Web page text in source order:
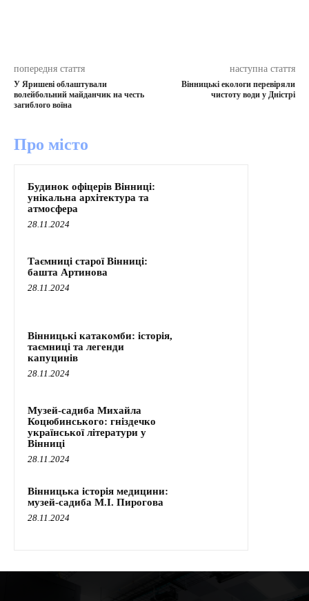
попередня стаття
У Яришеві облаштували
волейбольний майданчик на честь
загиблого воїна
наступна стаття
Вінницькі екологи перевіряли
чистоту води у Дністрі
Про місто
Будинок офіцерів Вінниці:
унікальна архітектура та
атмосфера
28.11.2024
Таємниці старої Вінниці:
башта Артинова
28.11.2024
Вінницькі катакомби: історія,
таємниці та легенди
капуцинів
28.11.2024
Музей-садиба Михайла
Коцюбинського: гніздечко
української літератури у
Вінниці
28.11.2024
Вінницька історія медицини:
музей-садиба М.І. Пирогова
28.11.2024